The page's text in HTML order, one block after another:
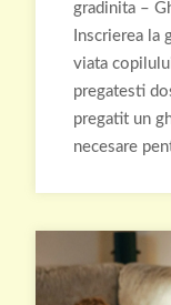
gradinita –
Inscrierea la
viata
pregatesti
pregatit un
necesare